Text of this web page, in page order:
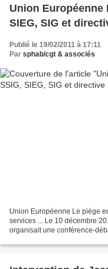
Union Européenne
SIEG, SIG et
Publié le 19/02/2011 à 17:11
Par sphab/cgt & associés
Union Européenne Le piège
services ... Le 10 décembre
organisait une conférence-